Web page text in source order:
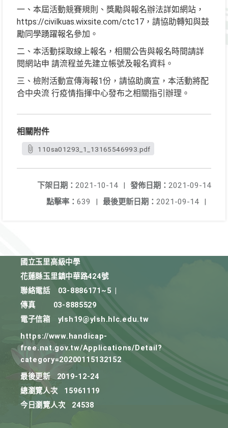
一、本屆活動競賽規則、獎勵與報名辦法詳如網站，
https://civilkuas.wixsite.com/ctc17，請協助轉知與鼓
勵同學踴躍報名參加。
二、本活動採取線上報名，相關公告與報名時間請詳
閱網站申 請流程並先建立帳號及報名資料。
三、檢附活動宣傳海報1份，請協助廣宣，本活動將配
合中央流 行疫情指揮中心發布之相關指引辦理。
相關附件
110sa01293_1_13165546993.pdf
發佈日期： 2021-09-14
下架日期： 2021-10-14
|
最後更新日期： 2021-09-14 |
點擊率： 639 |
國立玉里高級中學
花蓮縣玉里鎮中華路424號
聯絡電話
03-8886171~5
傳真
03-8885529
電子信箱
ylsh19@ylsh.hlc.edu.tw
https://www.handicap-
free.nat.gov.tw/Applications/Detail?
category=20200115132152
最後更新
2019-12-24
總瀏覽人次
15961119
今日瀏覽人次
24538